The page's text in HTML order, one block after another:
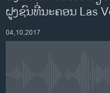
ຂ້າມ
ໄປ
ຫາ
ຊອກ
ອາເມຣິກາ
ການເລືອກຕັ້ງ ປະທານາທີບໍດີ ສະຫະ
ຂ່າວ​ຈີນ
ຝູງຊົນທີ່ນະຄອນ Las
04,10,2017